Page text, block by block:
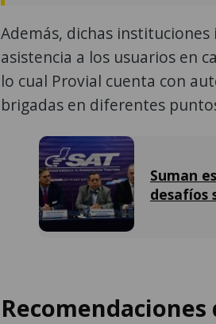
Además, dichas
asistencia a los usuarios en
lo cual Provial cuenta con
brigadas en diferentes
Suman
desafíos
Recomendaciones